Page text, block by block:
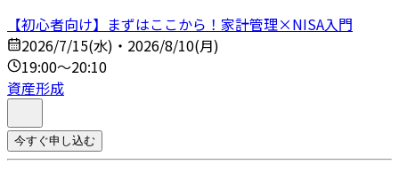
【初心者向け】まずはここから！家計管理×NISA入門
2026/7/15(水)・2026/8/10(月)
19:00～20:10
資産形成
今すぐ申し込む